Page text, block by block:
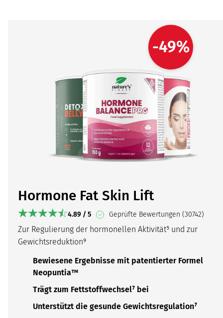
-49%
Hormone Fat Skin Lift
4.89 / 5 Geprüfte Bewertungen (30742)
Zur Regulierung der hormonellen Aktivität⁵ und zur
Gewichtsreduktion⁹
Bewiesene Ergebnisse mit patentierter Formel
Neopuntia™
Trägt zum Fettstoffwechsel⁷ bei
Unterstützt die gesunde Gewichtsregulation⁷